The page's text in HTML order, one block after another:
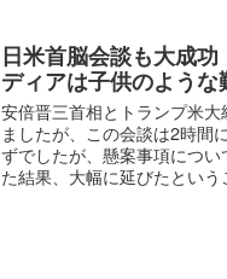
日米首脳会談も大成
ディアは子供のよう
安倍晋三首相とトランプ米
ましたが、この会談は2時間
ずでしたが、懸案事項につ
た結果、大幅に延びたとい